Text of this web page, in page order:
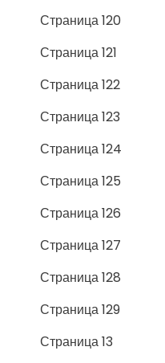
Страница 120
Страница 121
Страница 122
Страница 123
Страница 124
Страница 125
Страница 126
Страница 127
Страница 128
Страница 129
Страница 13